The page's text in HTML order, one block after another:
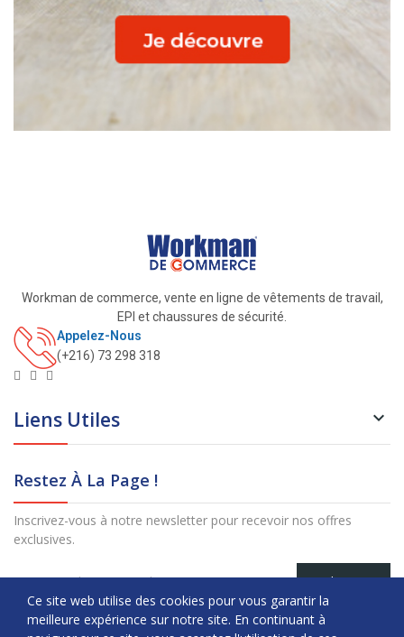
Workman de commerce, vente en ligne de vêtements de travail,
EPI et chaussures de sécurité.
Appelez-Nous
(+216) 73 298 318
Liens Utiles 
Restez À La Page !
Inscrivez-vous à notre newsletter pour recevoir nos offres
exclusives.
S’abonner
Ce site web utilise des cookies pour vous garantir la
meilleure expérience sur notre site. En continuant à